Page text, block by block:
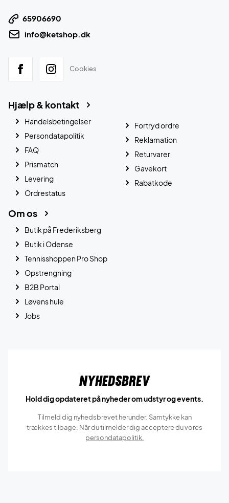
65906690
info@ketshop.dk
Cookies
Hjælp & kontakt
Handelsbetingelser
Persondatapolitik
FAQ
Prismatch
Levering
Ordrestatus
Fortryd ordre
Reklamation
Returvarer
Gavekort
Rabatkode
Om os
Butik på Frederiksberg
Butik i Odense
Tennisshoppen Pro Shop
Opstrengning
B2B Portal
Løvens hule
Jobs
Nyhedsbrev
Hold dig opdateret på nyheder om udstyr og events.
Tilmeld dig nyhedsbrevet herunder. Samtykke kan
trækkes tilbage. Når du tilmelder dig acceptere du vores
persondatapolitik.